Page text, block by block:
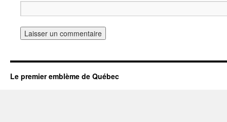
Le premier emblème de Québec